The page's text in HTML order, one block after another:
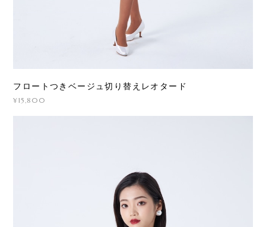
フロートつきベージュ切り替えレオタード
¥15,800